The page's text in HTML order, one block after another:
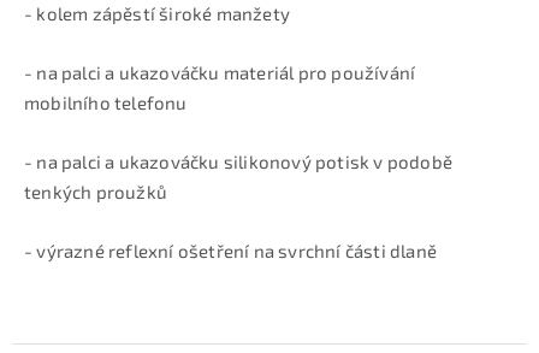
- kolem zápěstí široké manžety
- na palci a ukazováčku materiál pro používání
mobilního telefonu
- na palci a ukazováčku silikonový potisk v podobě
tenkých proužků
- výrazné reflexní ošetření na svrchní části dlaně